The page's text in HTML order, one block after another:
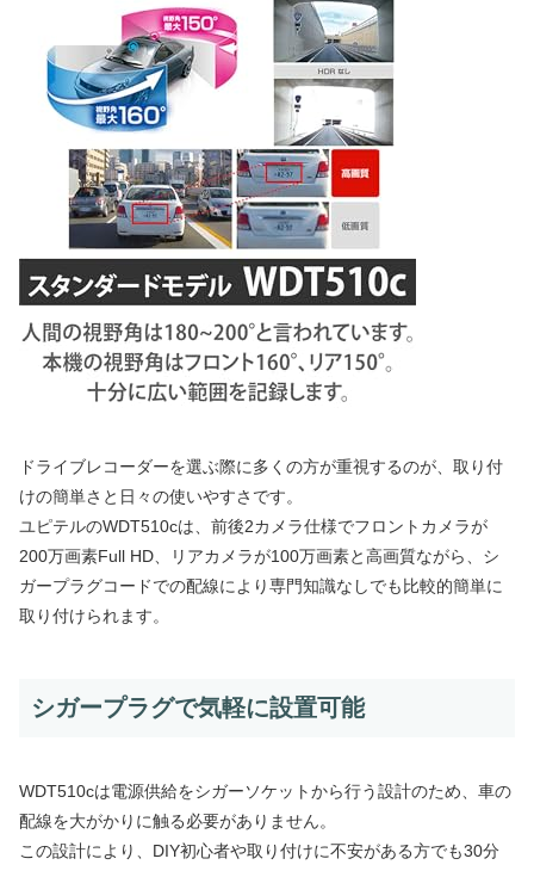
ドライブレコーダーを選ぶ際に多くの方が重視するのが、取り付
けの簡単さと日々の使いやすさです。
ユピテルのWDT510cは、前後2カメラ仕様でフロントカメラが
200万画素Full HD、リアカメラが100万画素と高画質ながら、シ
ガープラグコードでの配線により専門知識なしでも比較的簡単に
取り付けられます。
シガープラグで気軽に設置可能
WDT510cは電源供給をシガーソケットから行う設計のため、車の
配線を大がかりに触る必要がありません。
この設計により、DIY初心者や取り付けに不安がある方でも30分